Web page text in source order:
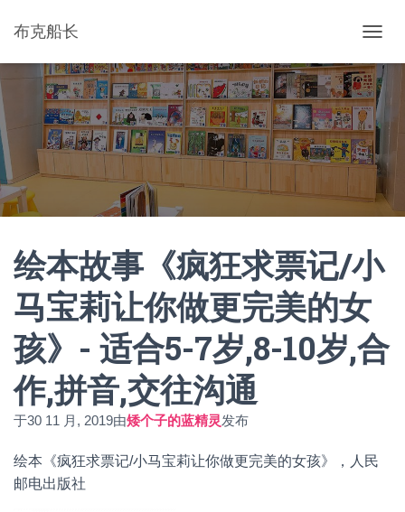
布克船长
换
导
航
绘本故事《疯狂求票记/小
马宝莉让你做更完美的女
孩》- 适合5-7岁,8-10岁,合
作,拼音,交往沟通
于30 11 月, 2019由矮个子的蓝精灵发布
绘本《疯狂求票记/小马宝莉让你做更完美的女孩》，人民
邮电出版社